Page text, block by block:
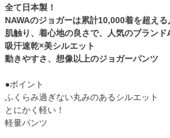
全て日本製！
NAWAのジョガーは累計10,000着を超える
肌触り、着心地の良さで、人気のブラン
吸汗速乾×美シルエット
動きやすさ、想像以上のジョガーパンツ
●ポイント
ふくらみ過ぎない丸みのあるシルエット
とにかく軽い！
軽量パンツ